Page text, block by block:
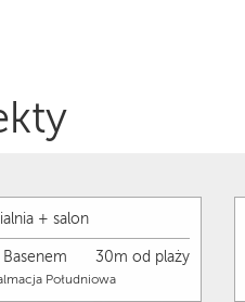
+ salon
30m od plaży
Południowa